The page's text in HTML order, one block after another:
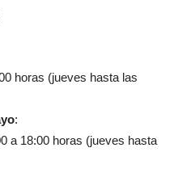
horas (jueves hasta las
:
a 18:00 horas (jueves hasta